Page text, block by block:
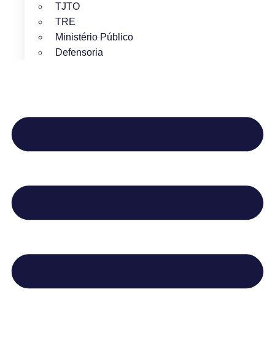
TJTO
TRE
Ministério Público
Defensoria